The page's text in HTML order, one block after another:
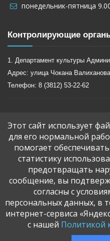
понедельник-пятница
Контролирующие
1. Департамент культуры
Адрес: улица Чокана
Телефон: 8 (3812) 53-22-62
2. Министерство культуры
Адрес: г.Омск, ул. Гагарина, д.22
Телефон: 8 (3812) 20-06-27
mail@mincult.omskportal.ru
Вконтакте
Этот сайт использует
для его нормальной
помогает
статистику
предотвращать
сообщение, вы
согласны с
персональных данных, в
интернет-сервиса
с нашей Политикой